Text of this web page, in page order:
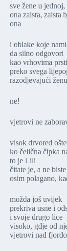
sve žene u
ona zaista, zaista
ona
i oblake koje
da silno odgovori
kao vrhovima
preko svega
razodjevajući
ne!
vjetrovi ne
visok drvored
ko čelična čipka
to je Lili
čitate je, a ne
osim polagano,
možda još uvijek
prekriva usne i
i svoje drugo lice
visoko, gdje od
vjetrovi nad